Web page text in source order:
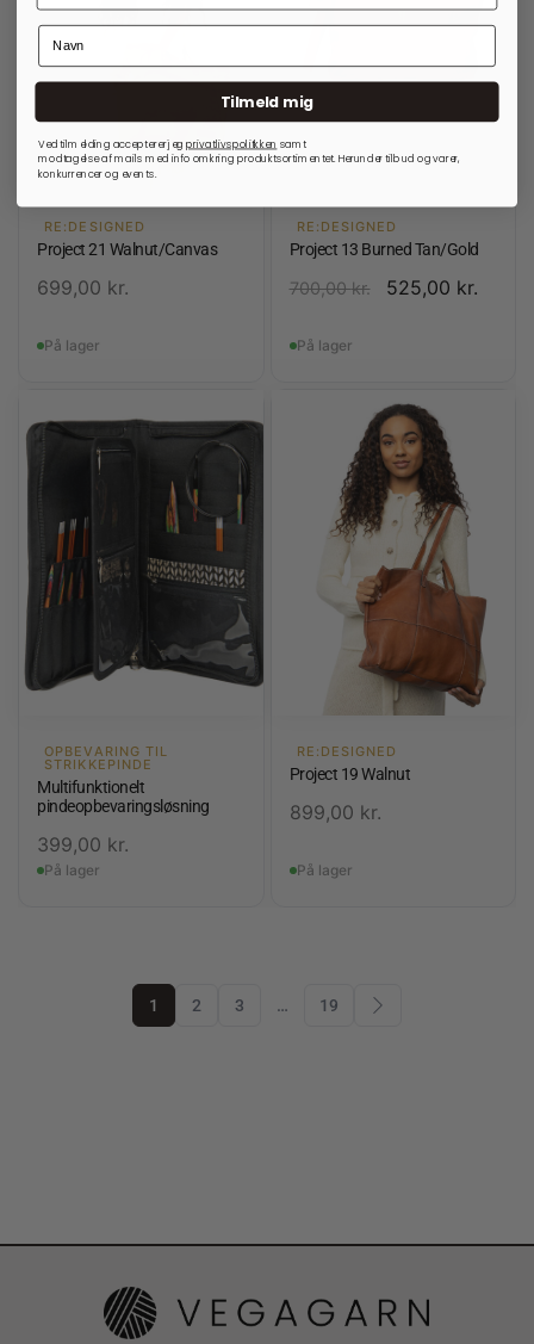
RE:DESIGNED
Project 21 Walnut/Canvas
699,00 kr.
På lager
RE:DESIGNED
Project 13 Burned Tan/Gold
700,00kr. 525,00 kr.
På lager
OPBEVARING TIL
STRIKKEPINDE
Multifunktionelt
pindeopbevaringsløsning
399,00 kr.
På lager
RE:DESIGNED
Project 19 Walnut
899,00 kr.
På lager
1 2 3 … 19
Tilmeld mig
Ved tilmelding accepterer jegprivatlivspolitkken samt
modtagelse af mails med info omkring produktsortimentet. Herunder tilbud og varer,
konkurrencer og events.